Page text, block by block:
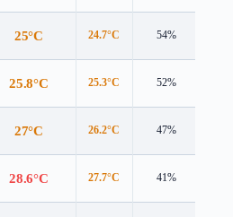
25°C 24.7°C 54%
25.8°C 25.3°C 52%
27°C 26.2°C 47%
28.6°C 27.7°C 41%